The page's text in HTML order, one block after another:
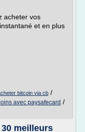
acheter vos
et en plus
bitcoin via cb /
avec paysafecard /
meilleurs